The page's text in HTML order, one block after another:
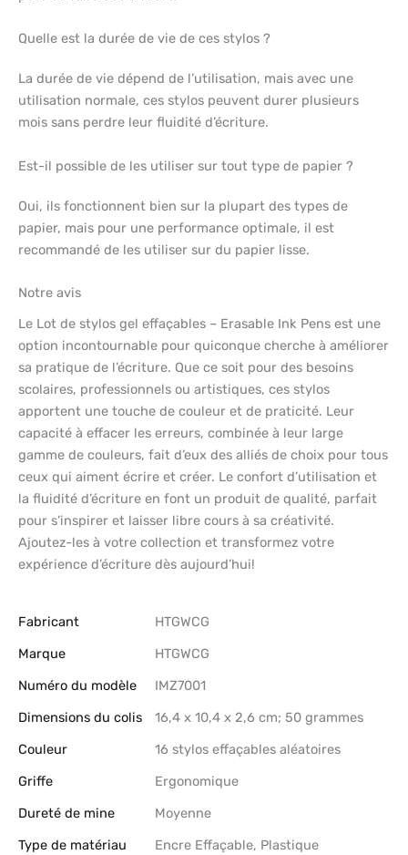
Quelle est la durée de vie de ces stylos ?
La durée de vie dépend de l’utilisation, mais avec une
utilisation normale, ces stylos peuvent durer plusieurs
mois sans perdre leur fluidité d’écriture.
Est-il possible de les utiliser sur tout type de papier ?
Oui, ils fonctionnent bien sur la plupart des types de
papier, mais pour une performance optimale, il est
recommandé de les utiliser sur du papier lisse.
Notre avis
Le Lot de stylos gel effaçables – Erasable Ink Pens est une
option incontournable pour quiconque cherche à améliorer
sa pratique de l’écriture. Que ce soit pour des besoins
scolaires, professionnels ou artistiques, ces stylos
apportent une touche de couleur et de praticité. Leur
capacité à effacer les erreurs, combinée à leur large
gamme de couleurs, fait d’eux des alliés de choix pour tous
ceux qui aiment écrire et créer. Le confort d’utilisation et
la fluidité d’écriture en font un produit de qualité, parfait
pour s’inspirer et laisser libre cours à sa créativité.
Ajoutez-les à votre collection et transformez votre
expérience d’écriture dès aujourd’hui!
Fabricant
‎HTGWCG
Marque
‎HTGWCG
Numéro du modèle
‎IMZ7001
Dimensions du colis
‎16,4 x 10,4 x 2,6 cm; 50 grammes
Couleur
‎16 stylos effaçables aléatoires
Griffe
‎Ergonomique
Dureté de mine
‎Moyenne
Type de matériau
‎Encre Effaçable, Plastique